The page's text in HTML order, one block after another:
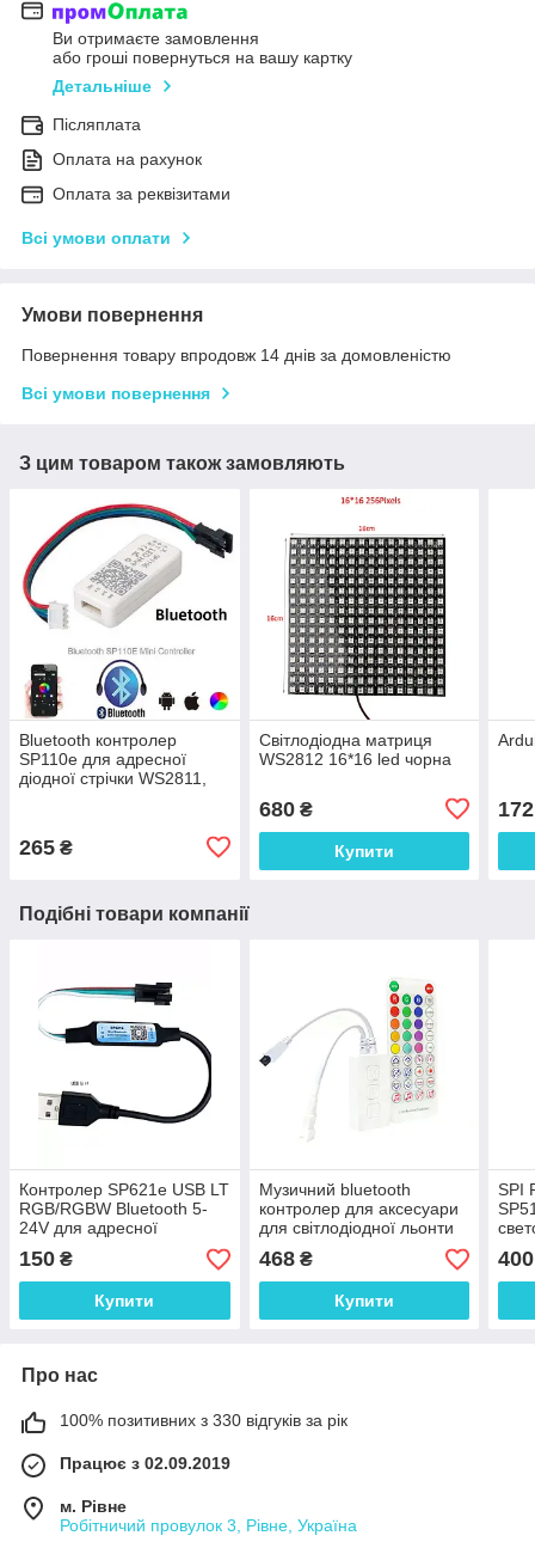
Ви отримаєте замовлення
або гроші повернуться на вашу картку
Детальніше
Післяплата
Оплата на рахунок
Оплата за реквізитами
Всі умови оплати
Умови повернення
Повернення товару впродовж 14 днів за домовленістю
Всі умови повернення
З цим товаром також замовляють
Bluetooth контролер
SP110e для адресної
діодної стрічки WS2811,
265 ₴
Світлодіодна матриця
WS2812 16*16 led чорна
680₴
Купити
172
Подібні товари компанії
Контролер SP621e USB LT
RGB/RGBW Bluetooth 5-
24V для адресної
світлодіодної стрічки
150 ₴
Купити
Музичний bluetooth
контролер для аксесуари
для світлодіодної льонти
SP611e
468₴
Купити
SPI
400
Про нас
100% позитивних з 330 відгуків за рік
Працює з 02.09.2019
м. Рівне
Робітничий провулок 3, Рівне, Україна